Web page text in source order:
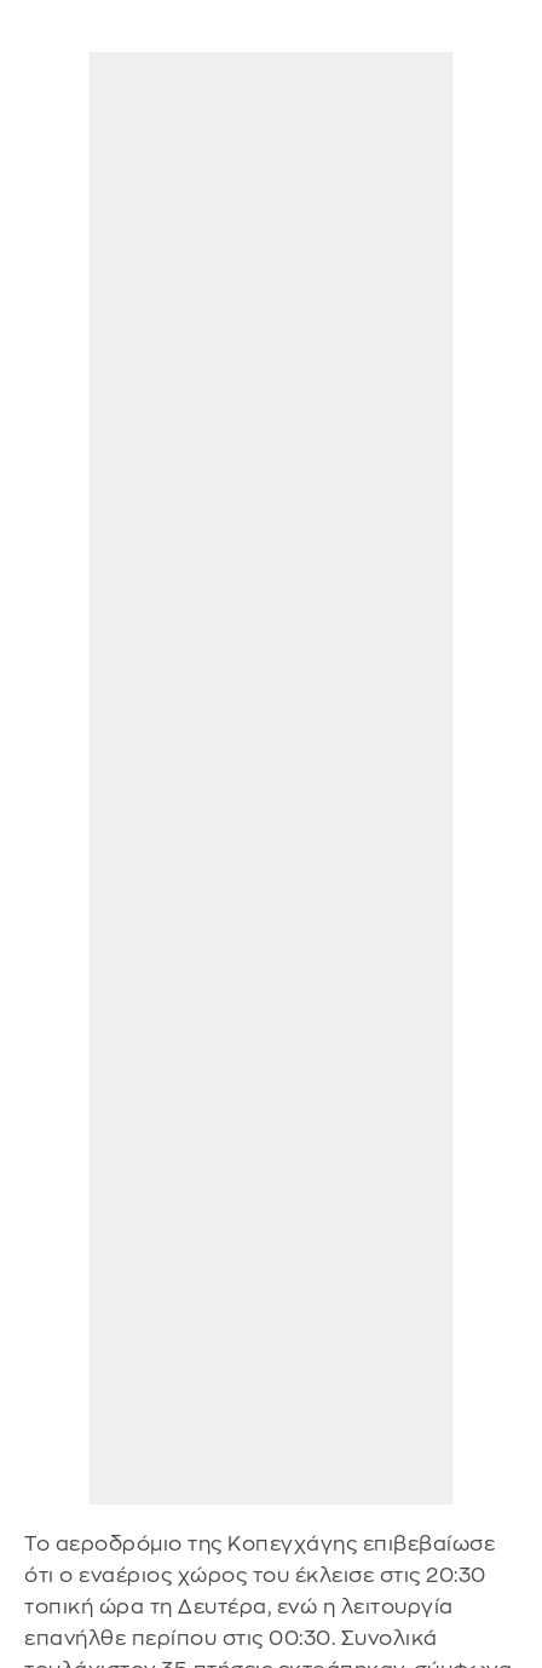
Το αεροδρόμιο της Κοπεγχάγης επιβεβαίωσε
ότι ο εναέριος χώρος του έκλεισε στις 20:30
τοπική ώρα τη Δευτέρα, ενώ η λειτουργία
επανήλθε περίπου στις 00:30. Συνολικά